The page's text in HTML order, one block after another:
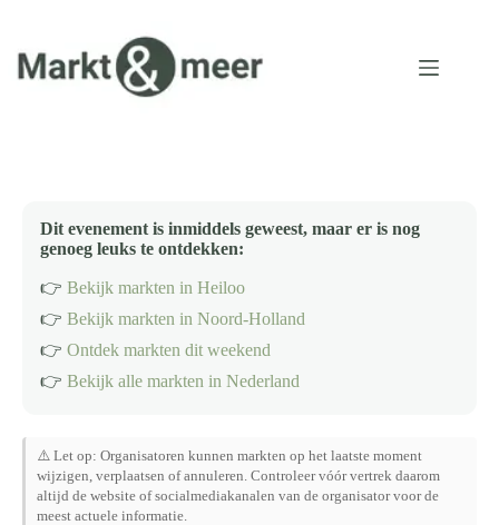
inhoud
Dit evenement is inmiddels geweest, maar er is nog
genoeg leuks te ontdekken:
👉 Bekijk markten in Heiloo
👉 Bekijk markten in Noord-Holland
👉 Ontdek markten dit weekend
👉 Bekijk alle markten in Nederland
⚠️ Let op: Organisatoren kunnen markten op het laatste moment
wijzigen, verplaatsen of annuleren. Controleer vóór vertrek daarom
altijd de website of socialmediakanalen van de organisator voor de
meest actuele informatie.